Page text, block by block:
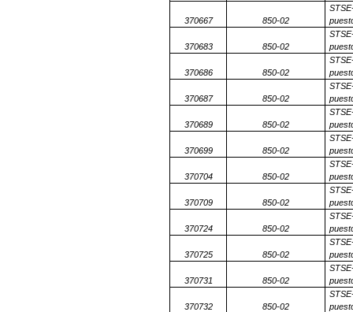
370667 850-02
370683 850-02
370686 850-02
370687 850-02
370689 850-02
370699 850-02
370704 850-02
370709 850-02
370724 850-02
370725 850-02
370731 850-02
370732 850-02